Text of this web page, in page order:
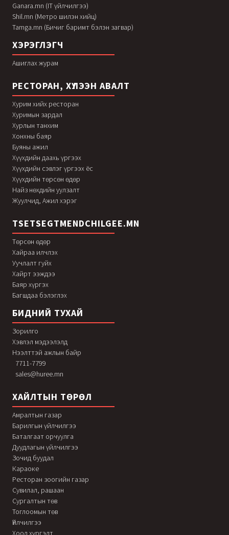
Ganara.mn (IT үйлчилгээ)
Shil.mn (Метро шилэн хийц)
Tamga.mn (Бичиг баримт бэлэн загвар)
ХЭРЭГЛЭГЧ
Ашиглах журам
РЕСТОРАН, ХҮЛЭЭН АВАЛТ
Хурим хийх ресторан
Хуримын зардал
Хурлын танхим
Хонхны баяр
Буяны ажил
Хүүхдийн даахь үргээх
Хүүхдийн сэвлэг үргээх ёс
Хүүхдийн төрсөн өдөр
Найз нөхдийн уулзалт
Жуулчид, Ажил хэрэг
TSETSEGTMENDCHILGEE.MN
Төрсөн өдөр
Хайраа илчлэх
Уучлалт гуйх
Хайрт ээждээ
Баяр хүргэх
Багшдаа бэлэглэх
БИДНИЙ ТУХАЙ
Зорилго
Хэвлэл мэдээлэлд
Нээлттэй ажлын байр
7711-7799
sales@huree.mn
ХАЙЛТЫН ТӨРӨЛ
Амралтын газар
Барилгын үйлчилгээ
Баталгаат орчуулга
Дуудлагын үйлчилгээ
Зочид буудал
Караоке
Ресторан зоогийн газар
Сувилал, рашаан
Сургалтын төв
Тоглоомын төв
Үйлчилгээ
Хоол хүргэлт